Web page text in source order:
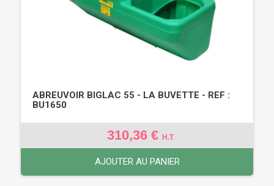
ABREUVOIR BIGLAC 55 - LA BUVETTE - REF :
BU1650
310,36 € H.T
AJOUTER AU PANIER